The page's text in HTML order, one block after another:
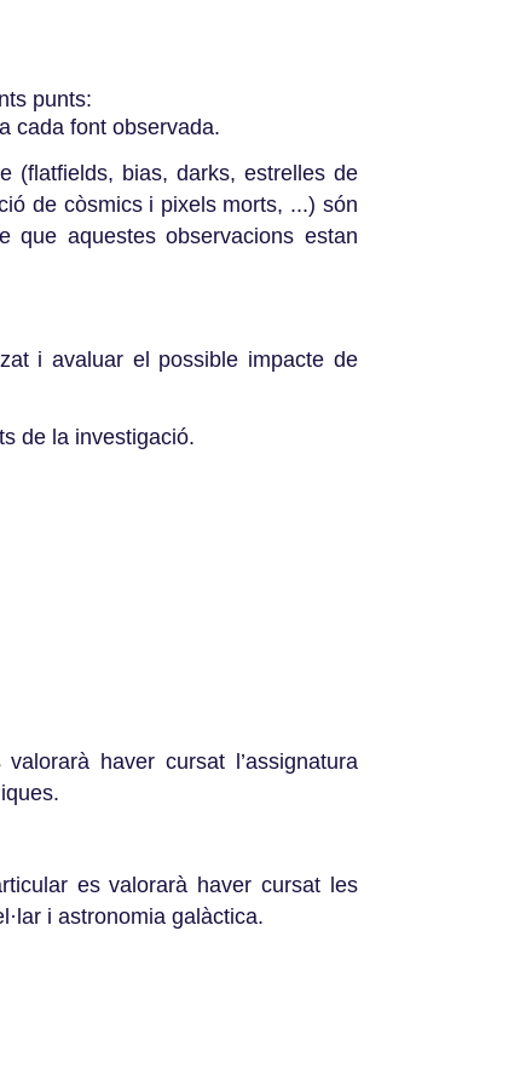
punts:
cada font observada.
(flatfields, bias, darks, estrelles de
de còsmics i pixels morts, ...) són
que aquestes observacions estan
i avaluar el possible impacte de
de la investigació.
haver cursat l’assignatura
es valorarà haver cursat les
i astronomia galàctica.